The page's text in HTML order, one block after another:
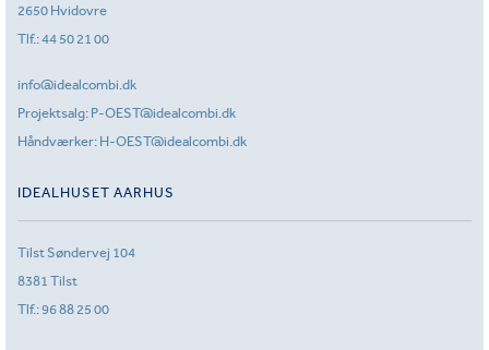
2650 Hvidovre
Tlf.:44 50 21 00
info@idealcombi.dk
Projektsalg: P-OEST@idealcombi.dk
Håndværker: H-OEST@idealcombi.dk
IDEALHUSET AARHUS
Tilst Søndervej 104
8381 Tilst
Tlf.:96 88 25 00